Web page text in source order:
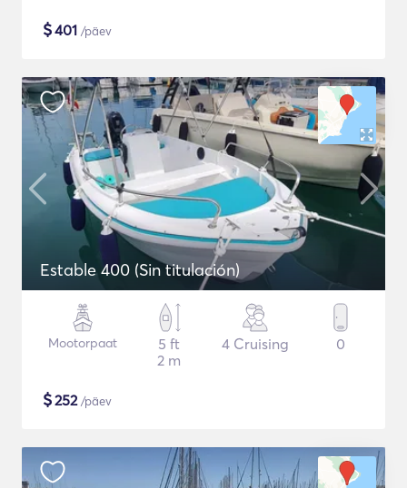
$401 /päev
Estable 400 (Sin titulación)
Mootorpaat
5 ft
2 m
4 Cruising 0
$252/päev